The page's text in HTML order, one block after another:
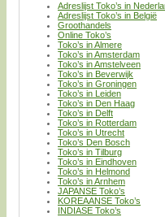
Adreslijst Toko’s in
Adreslijst Toko’s in België
Groothandels
Online Toko’s
Toko’s in Almere
Toko’s in Amsterdam
Toko’s in Amstelveen
Toko’s in Beverwijk
Toko’s in Groningen
Toko’s in Leiden
Toko’s in Den Haag
Toko’s in Delft
Toko’s in Rotterdam
Toko’s in Utrecht
Toko’s Den Bosch
Toko’s in Tilburg
Toko’s in Eindhoven
Toko’s in Helmond
Toko’s in Arnhem
JAPANSE Toko’s
KOREAANSE Toko’s
INDIASE Toko’s